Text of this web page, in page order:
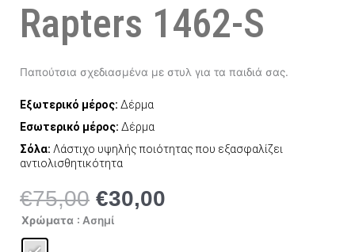
Rapters 1462-S
Παπούτσια σχεδιασμένα με στυλ για τα παιδιά σας.
Εξωτερικό μέρος: Δέρμα
Εσωτερικό μέρος: Δέρμα
Σόλα: Λάστιχο υψηλής ποιότητας που εξασφαλίζει
αντιολισθητικότητα
€75,00 Original
price
€30,00
Χρώματα : Ασημί
1462-
ποσότητα